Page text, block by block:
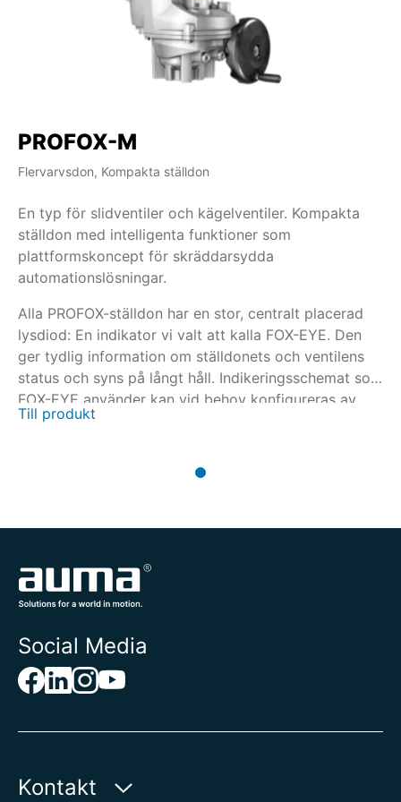
PROFOX-M
Flervarvsdon, Kompakta ställdon
En typ för slidventiler och kägelventiler. Kompakta
ställdon med intelligenta funktioner som
plattformskoncept för skräddarsydda
automationslösningar.
Alla PROFOX-ställdon har en stor, centralt placerad
lysdiod: En indikator vi valt att kalla FOX-EYE. Den
ger tydlig information om ställdonets och ventilens
status och syns på långt håll. Indikeringsschemat som
FOX-EYE använder kan vid behov konfigureras av
användaren.
Till produkt
Social Media
Kontakt